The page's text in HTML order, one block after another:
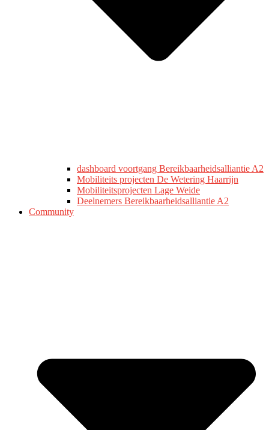
dashboard voortgang Bereikbaarheidsalliantie A2
Mobiliteits projecten De Wetering Haarrijn
Mobiliteitsprojecten Lage Weide
Deelnemers Bereikbaarheidsalliantie A2
Community